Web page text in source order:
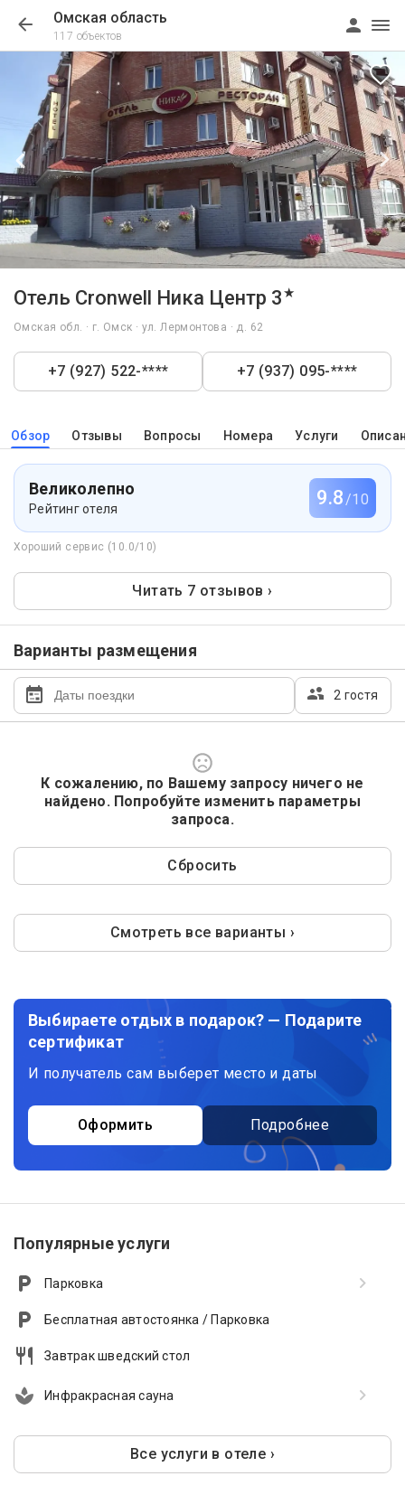
Омская область
117 объектов
Отель Cronwell Ника Центр 3★
Омская обл. · г. Омск · ул. Лермонтова · д. 62
+7 (927) 522-**** +7 (937) 095-****
Обзор Отзывы Вопросы Номера Услуги
Великолепно
Рейтинг отеля 9.8/10
Хороший сервис (10.0/10)
Читать 7 отзывов ›
Варианты размещения
2 гостя
К сожалению, по Вашему запросу ничего не
найдено. Попробуйте изменить параметры
запроса.
Сбросить
Смотреть все варианты ›
Выбираете отдых в подарок? — Подарите
сертификат
И получатель сам выберет место и даты
Оформить Подробнее
Популярные услуги
Парковка
Бесплатная автостоянка / Парковка
Завтрак шведский стол
Инфракрасная сауна
Все услуги в отеле ›